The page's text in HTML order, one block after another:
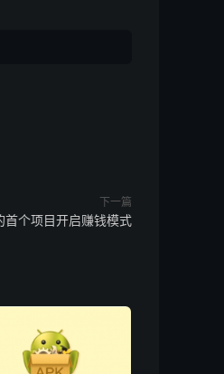
下一篇
首个项目开启赚钱模式